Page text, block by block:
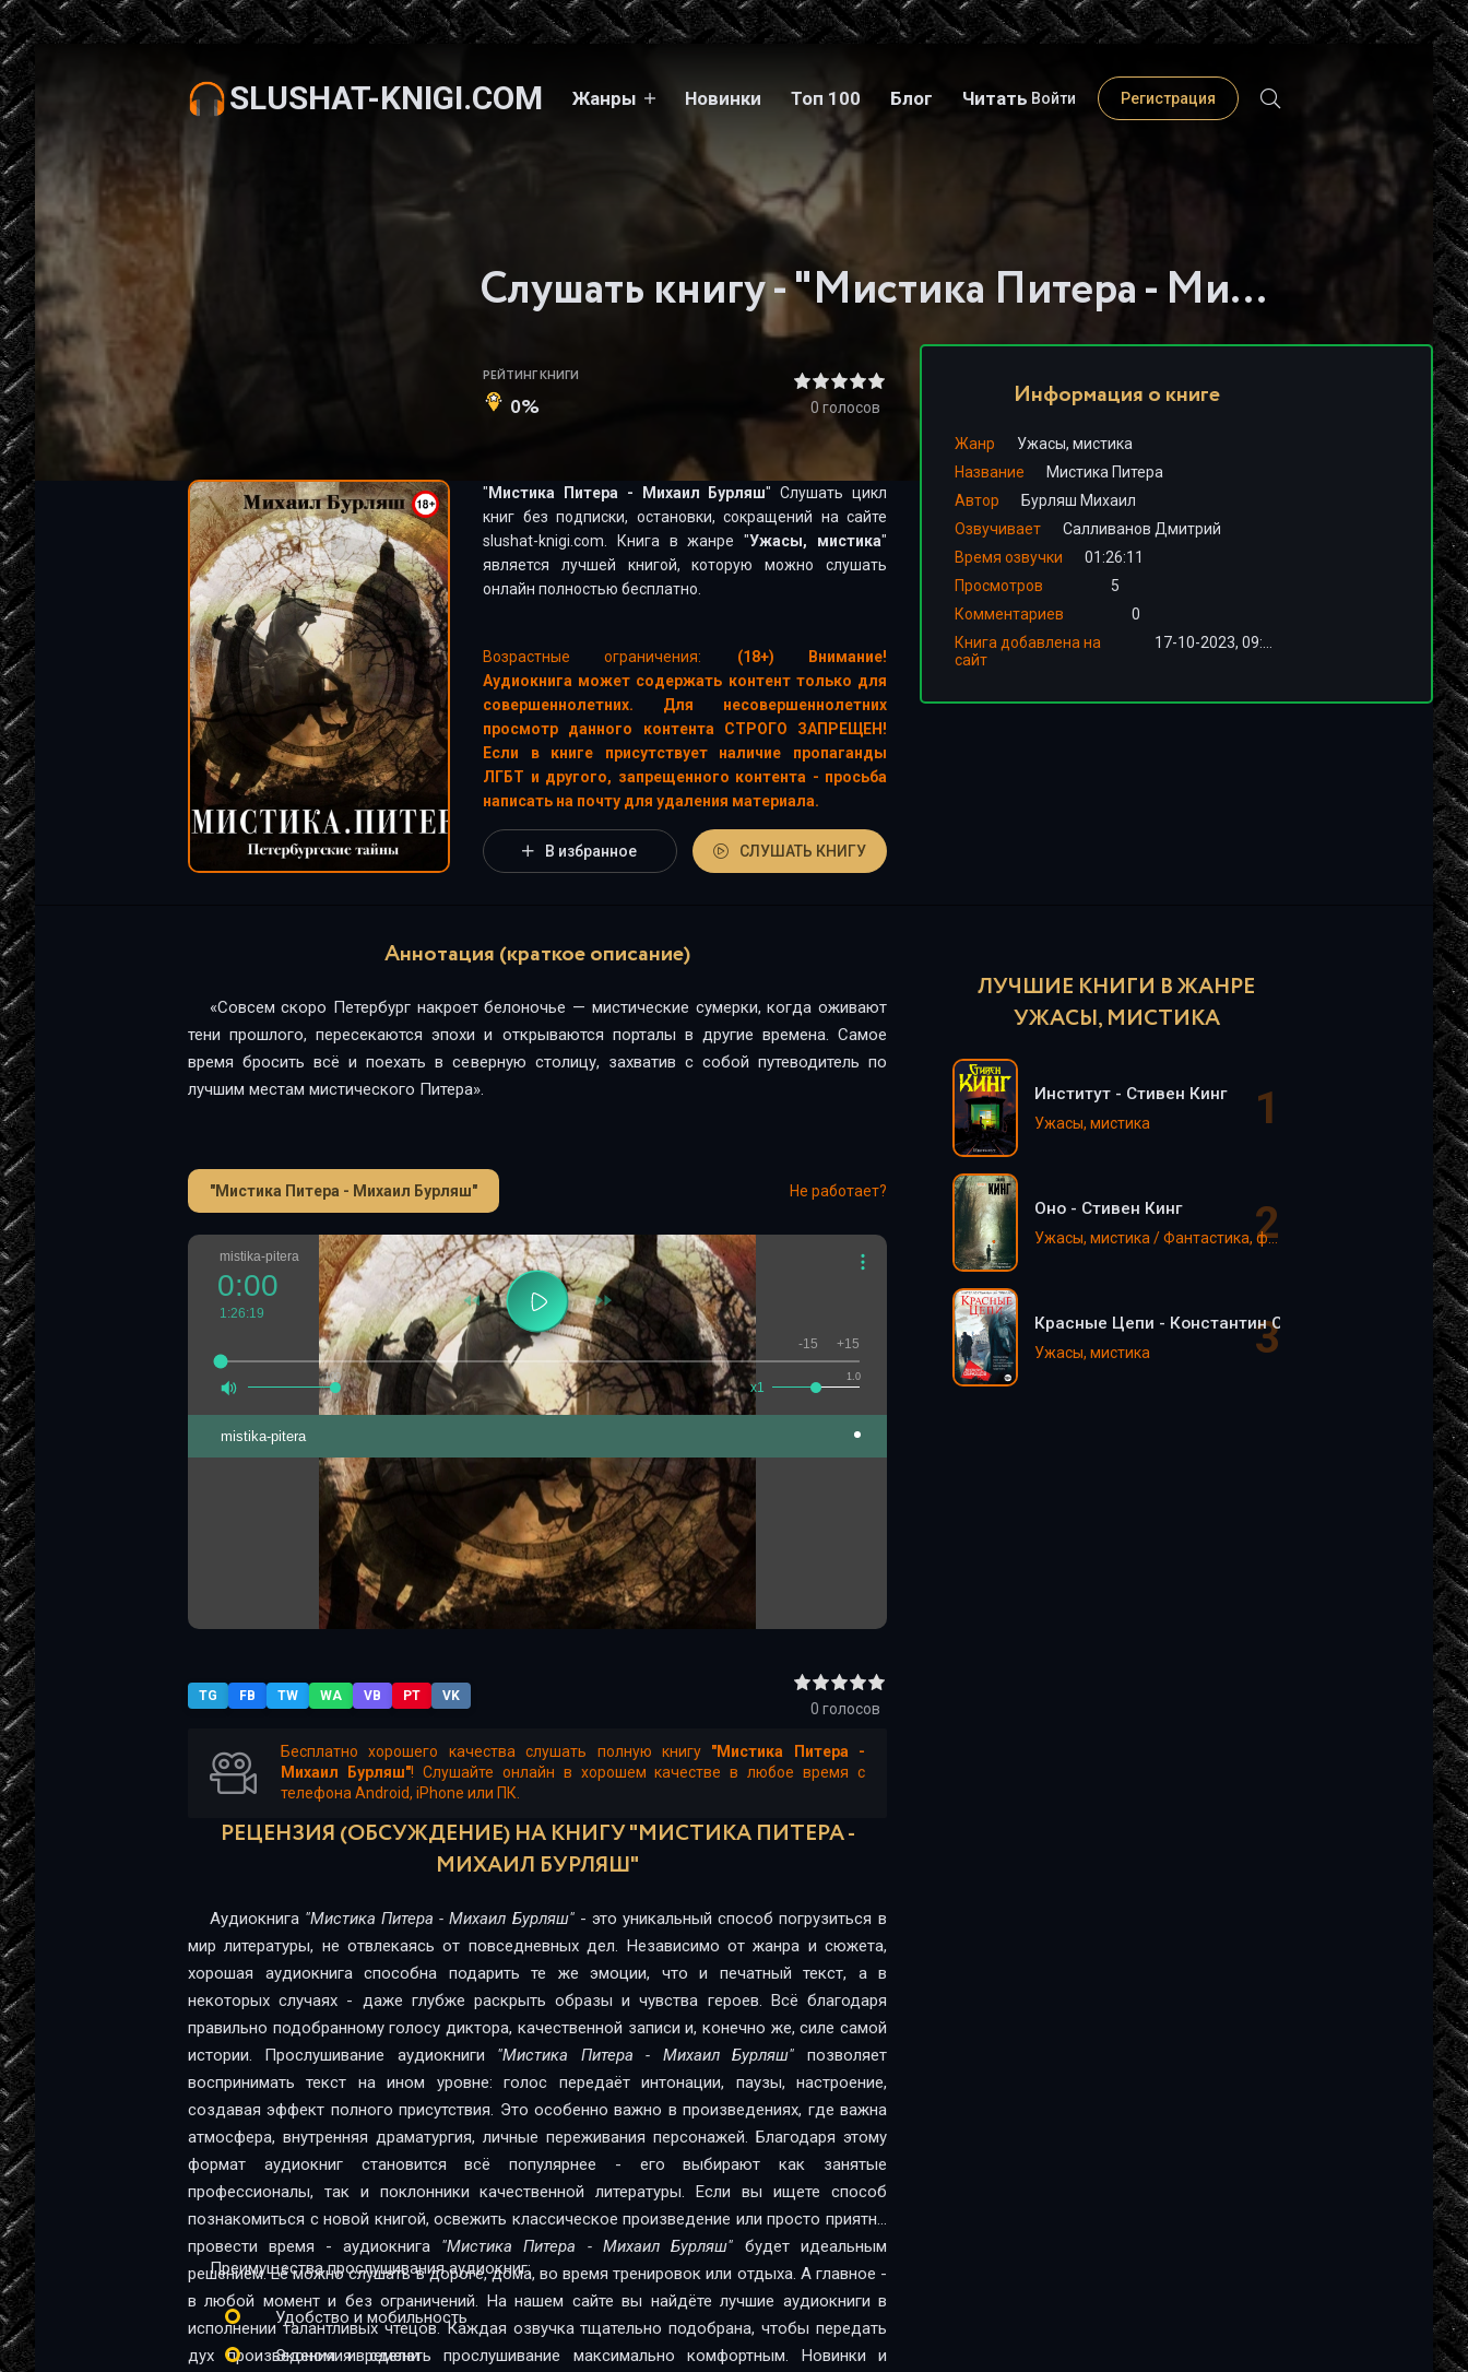
SLUSHAT-KNIGI.COM Жанры Новинки Топ 100 Блог Читать Войти Регистрация
Слушать книгу - "Мистика Питера - Михаил Бурляш"
РЕЙТИНГ КНИГИ
0% 0 голосов
" Мистика Питера - Михаил Бурляш" Слушать цикл
книг без подписки, остановки, сокращений на сайте
slushat-knigi.com. Книга в жанре "Ужасы, мистика"
является лучшей книгой, которую можно слушать
онлайн полностью бесплатно.
Возрастные ограничения:
(18+) Внимание!
Аудиокнига может содержать контент только для
совершеннолетних. Для несовершеннолетних
просмотр данного контента СТРОГО ЗАПРЕЩЕН!
Если в книге присутствует наличие пропаганды
ЛГБТ и другого, запрещенного контента - просьба
написать на почту для удаления материала.
В избранное СЛУШАТЬ КНИГУ
Информация о книге
Жанр
Ужасы, мистика
Название
Мистика Питера
Автор
Бурляш Михаил
Озвучивает
Салливанов Дмитрий
Время озвучки
01:26:11
Просмотров
5
Комментариев
0
Книга добавлена на
сайт
Аннотация (краткое описание)
«Совсем скоро Петербург накроет белоночье — мистические сумерки, когда оживают
тени прошлого, пересекаются эпохи и открываются порталы в другие времена. Самое
время бросить всё и поехать в северную столицу, захватив с собой путеводитель по
лучшим местам мистического Питера».
"Мистика Питера - Михаил Бурляш" Не работает?
mistika-pitera
100
0:00
1:26:19
1.0
x1
-15 +15
mistika-pitera
TG FB TW WA VB PT VK
0 голосов
Бесплатно хорошего качества слушать полную книгу "Мистика Питера -
Михаил Бурляш"! Слушайте онлайн в хорошем качестве в любое время с
телефона Android, iPhone или ПК.
РЕЦЕНЗИЯ (ОБСУЖДЕНИЕ) НА КНИГУ "МИСТИКА ПИТЕРА -
МИХАИЛ БУРЛЯШ"
Аудиокнига "Мистика Питера - Михаил Бурляш"- это уникальный способ погрузиться в
мир литературы, не отвлекаясь от повседневных дел. Независимо от жанра и сюжета,
хорошая аудиокнига способна подарить те же эмоции, что и печатный текст, а в
некоторых случаях - даже глубже раскрыть образы и чувства героев. Всё благодаря
правильно подобранному голосу диктора, качественной записи и, конечно же, силе самой
истории. Прослушивание аудиокниги "Мистика Питера - Михаил Бурляш" позволяет
воспринимать текст на ином уровне: голос передаёт интонации, паузы, настроение,
создавая эффект полного присутствия. Это особенно важно в произведениях, где важна
атмосфера, внутренняя драматургия, личные переживания персонажей. Благодаря этому
формат аудиокниг становится всё популярнее - его выбирают как занятые
профессионалы, так и поклонники качественной литературы. Если вы ищете способ
познакомиться с новой книгой, освежить классическое произведение или просто приятно
провести время - аудиокнига "Мистика Питера - Михаил Бурляш" будет идеальным
решением. Её можно слушать в дороге, дома, во время тренировок или отдыха. А главное -
в любой момент и без ограничений. На нашем сайте вы найдёте лучшие аудиокниги в
исполнении талантливых чтецов. Каждая озвучка тщательно подобрана, чтобы передать
дух произведения и сделать прослушивание максимально комфортным. Новинки и
Преимущества прослушивания аудиокниг:
Удобство и мобильность
Экономия времени
ЛУЧШИЕ КНИГИ В ЖАНРЕ
УЖАСЫ, МИСТИКА
Институт - Стивен Кинг
Ужасы, мистика
Оно - Стивен Кинг
Ужасы, мистика / Фантастика, фэнтези
Красные Цепи - Константин Образцов
Ужасы, мистика